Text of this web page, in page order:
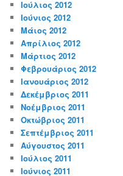
Ιούλιος 2012
Ιούνιος 2012
Μάιος 2012
Απρίλιος 2012
Μάρτιος 2012
Φεβρουάριος 2012
Ιανουάριος 2012
Δεκέμβριος 2011
Νοέμβριος 2011
Οκτώβριος 2011
Σεπτέμβριος 2011
Αύγουστος 2011
Ιούλιος 2011
Ιούνιος 2011